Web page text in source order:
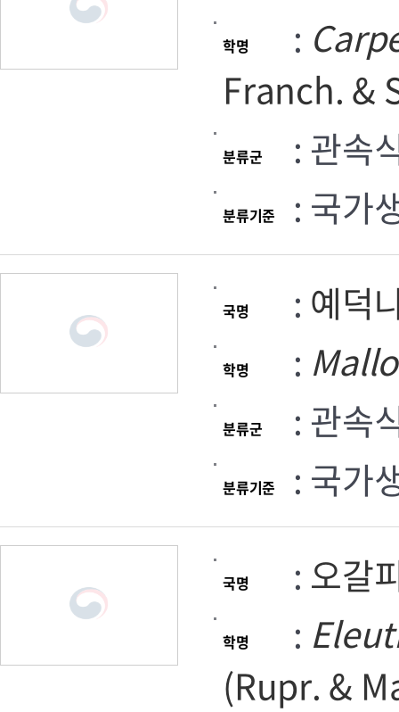
학명 :
Franch. &
분류군 : 관속
분류기준 : 국가
국명 : 예덕
학명 :
분류군 : 관속
분류기준 : 국가
국명 : 오갈
학명 :
(Rupr. &